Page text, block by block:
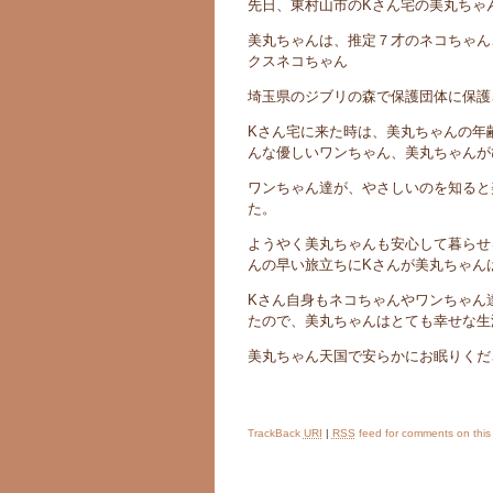
先日、東村山市のKさん宅の美丸ち
美丸ちゃんは、推定７才のネコちゃ
クスネコちゃん
埼玉県のジブリの森で保護団体に保
Kさん宅に来た時は、美丸ちゃんの
んな優しいワンちゃん、美丸ちゃん
ワンちゃん達が、やさしいのを知る
た。
ようやく美丸ちゃんも安心して暮ら
んの早い旅立ちにKさんが美丸ちゃ
Kさん自身もネコちゃんやワンちゃ
たので、美丸ちゃんはとても幸せな
美丸ちゃん天国で安らかにお眠りく
TrackBack URI | RSS feed for comments on this